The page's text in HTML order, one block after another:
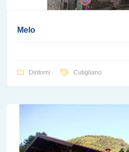
Melo
Dintorni Cutigliano